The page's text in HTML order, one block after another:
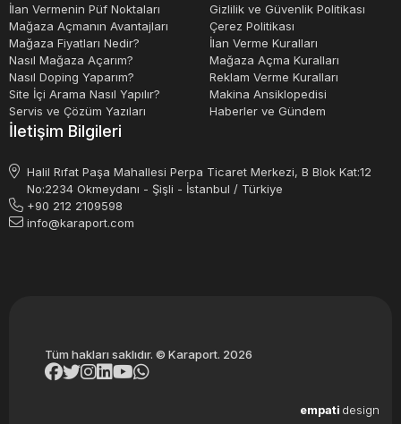
İlan Vermenin Püf Noktaları
Mağaza Açmanın Avantajları
Mağaza Fiyatları Nedir?
Nasıl Mağaza Açarım?
Nasıl Doping Yaparım?
Site İçi Arama Nasıl Yapılır?
Servis ve Çözüm Yazıları
Gizlilik ve Güvenlik Politikası
Çerez Politikası
İlan Verme Kuralları
Mağaza Açma Kuralları
Reklam Verme Kuralları
Makina Ansiklopedisi
Haberler ve Gündem
İletişim Bilgileri
Halil Rıfat Paşa Mahallesi Perpa Ticaret Merkezi, B Blok Kat:12
No:2234 Okmeydanı - Şişli - İstanbul / Türkiye
+90 212 2109598
info@karaport.com
Tüm hakları saklıdır. © Karaport. 2026
empati design